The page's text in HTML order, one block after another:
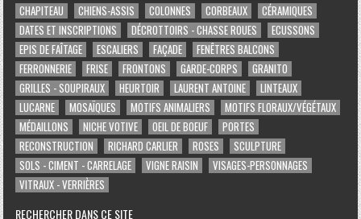
CHAPITEAU
CHIENS-ASSIS COLONNES CORBEAUX
CÉRAMIQUES
DATES ET INSCRIPTIONS
DÉCROTTOIRS - CHASSE ROUES
ECUSSONS
EPIS DE FAÎTAGE
ESCALIERS FAÇADE
FENÊTRES BALCONS
FERRONNERIE
FRISE FRONTONS GARDE-CORPS
GRANITO
GRILLES - SOUPIRAUX
HEURTOIR LAURENT ANTOINE
LINTEAUX
LUCARNE
MOSAÏQUES MOTIFS ANIMALIERS
MOTIFS FLORAUX/VÉGÉTAUX
MÉDAILLONS
NICHE VOTIVE OEIL DE BOEUF
PORTES
RECONSTRUCTION
RICHARD CARLIER ROSES
SCULPTURE
SOLS - CIMENT - CARRELAGE
VIGNE RAISIN
VISAGES-PERSONNAGES
VITRAUX - VERRIÈRES
RECHERCHER DANS CE SITE